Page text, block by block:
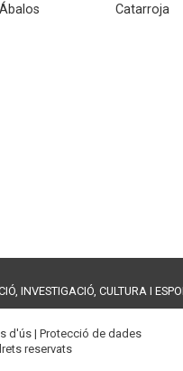
Catarroja
INVESTIGACIÓ, CULTURA I
d'ús | Protecció de dades
reservats